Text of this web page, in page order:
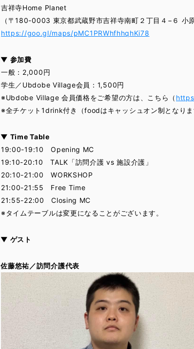
吉祥寺Home Planet
（〒180-0003 東京都武蔵野市吉祥寺南町２丁目４−６ 小
https://goo.gl/maps/pMC1PRWhfhhqhKi78
▼ 参加費
一般：2,000円
学生／Ubdobe Village会員：1,500円
※Ubdobe Village 会員価格をご希望の方は、こちら（
※全チケット1drink付き（foodはキャッシュオン制となりま
▼ Time Table
19:00-19:10 Opening MC
19:10-20:10 TALK「訪問介護 vs 施設介護」
20:10-21:00 WORKSHOP
21:00-21:55 Free Time
21:55-22:00 Closing MC
※タイムテーブルは変更になることがございます。
▼ ゲスト
佐藤悠祐／訪問介護代表